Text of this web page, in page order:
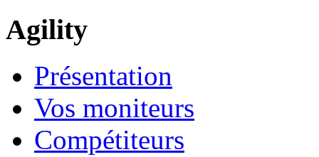
Agility
Présentation
Vos moniteurs
Compétiteurs